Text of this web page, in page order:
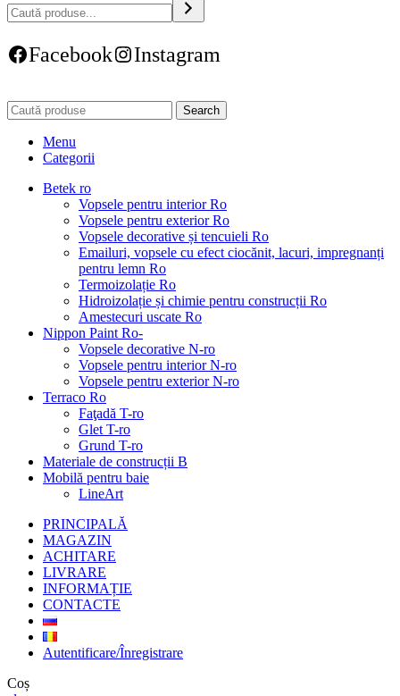
Facebook Instagram
Search
Menu
Categorii
Betek ro
Vopsele pentru interior Ro
Vopsele pentru exterior Ro
Vopsele decorative și tencuieli Ro
Emailuri, vopsele cu efect ciocănit, lacuri, impregnanți
pentru lemn Ro
Termoizolație Ro
Hidroizolație și chimie pentru construcții Ro
Amestecuri uscate Ro
Nippon Paint Ro-
Vopsele decorative N-ro
Vopsele pentru interior N-ro
Vopsele pentru exterior N-ro
Terraco Ro
Faţadă T-ro
Glet T-ro
Grund T-ro
Materiale de construcții B
Mobilă pentru baie
LineArt
PRINCIPALĂ
MAGAZIN
ACHITARE
LIVRARE
INFORMAȚIE
CONTACTE
Autentificare/Înregistrare
Coș